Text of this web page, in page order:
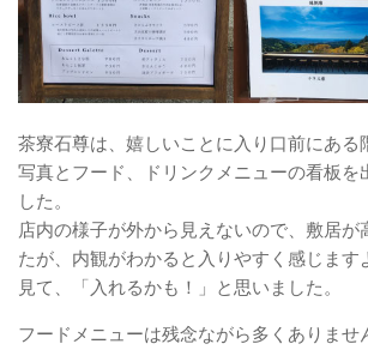
茶寮石尊は、嬉しいことに入り口前にある
写真とフード、ドリンクメニューの看板を
した。
店内の様子が外から見えないので、敷居が
たが、内観がわかると入りやすく感じます
見て、「入れるかも！」と思いました。
フードメニューは残念ながら多くありませ